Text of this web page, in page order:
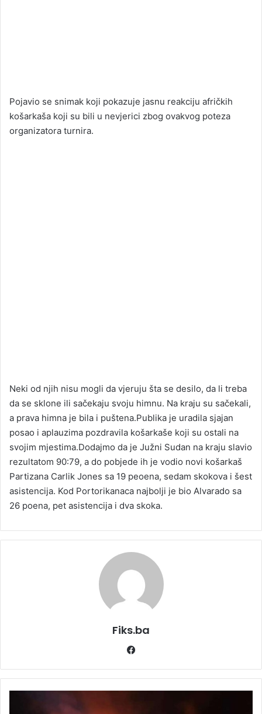
Pojavio se snimak koji pokazuje jasnu reakciju afričkih
košarkaša koji su bili u nevjerici zbog ovakvog poteza
organizatora turnira.
Neki od njih nisu mogli da vjeruju šta se desilo, da li treba
da se sklone ili sačekaju svoju himnu. Na kraju su sačekali,
a prava himna je bila i puštena.Publika je uradila sjajan
posao i aplauzima pozdravila košarkaše koji su ostali na
svojim mjestima.Dodajmo da je Južni Sudan na kraju slavio
rezultatom 90:79, a do pobjede ih je vodio novi košarkaš
Partizana Carlik Jones sa 19 peoena, sedam skokova i šest
asistencija. Kod Portorikanaca najbolji je bio Alvarado sa
26 poena, pet asistencija i dva skoka.
Fiks.ba